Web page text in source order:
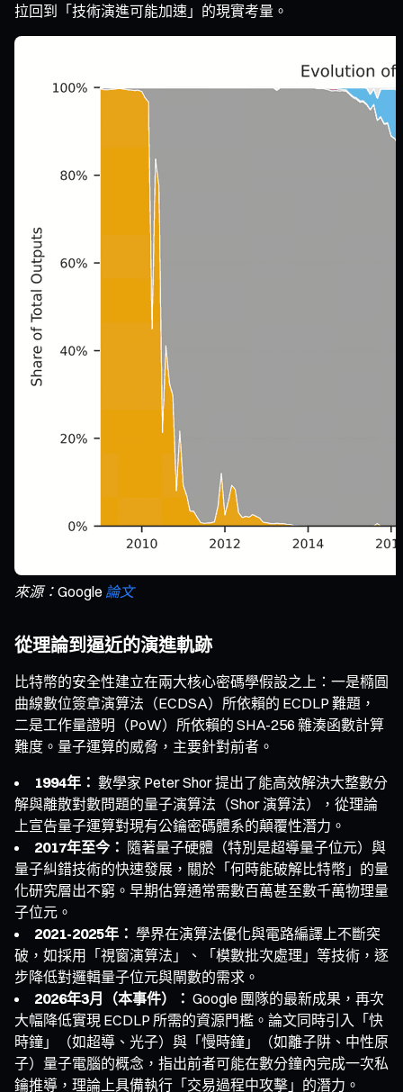
拉回到「技術演進可能加速」的現實考量。
來源：Google 論文
從理論到逼近的演進軌跡
比特幣的安全性建立在兩大核心密碼學假設之上：一是橢圓
曲線數位簽章演算法（ECDSA）所依賴的 ECDLP 難題，
二是工作量證明（PoW）所依賴的 SHA-256 雜湊函數計算
難度。量子運算的威脅，主要針對前者。
1994年： 數學家 Peter Shor 提出了能高效解決大整數分
解與離散對數問題的量子演算法（Shor 演算法），從理論
上宣告量子運算對現有公鑰密碼體系的顛覆性潛力。
2017年至今： 隨著量子硬體（特別是超導量子位元）與
量子糾錯技術的快速發展，關於「何時能破解比特幣」的量
化研究層出不窮。早期估算通常需數百萬甚至數千萬物理量
子位元。
2021-2025年： 學界在演算法優化與電路編譯上不斷突
破，如採用「視窗演算法」、「模數批次處理」等技術，逐
步降低對邏輯量子位元與閘數的需求。
2026年3月（本事件）： Google 團隊的最新成果，再次
大幅降低實現 ECDLP 所需的資源門檻。論文同時引入「快
時鐘」（如超導、光子）與「慢時鐘」（如離子阱、中性原
子）量子電腦的概念，指出前者可能在數分鐘內完成一次私
鑰推導，理論上具備執行「交易過程中攻擊」的潛力。